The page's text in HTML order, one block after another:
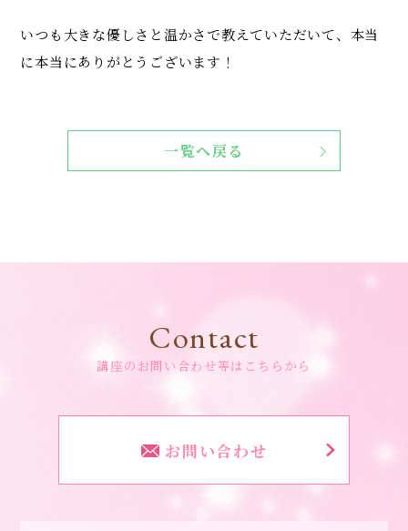
いつも大きな優しさと温かさで教えていただいて、本当
に本当にありがとうございます！
一覧へ戻る
Contact
講座のお問い合わせ等はこちらから
お問い合わせ